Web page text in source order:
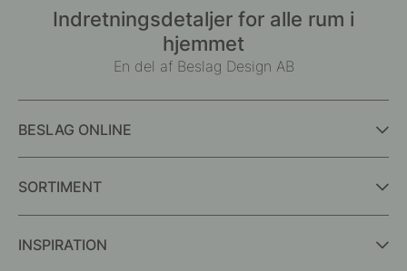
Indretningsdetaljer for alle rum i
hjemmet
En del af Beslag Design AB
BESLAG ONLINE
SORTIMENT
INSPIRATION